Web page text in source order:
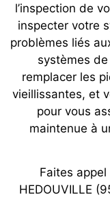
l’inspection de
inspecter votre
problèmes liés
systèmes
remplacer les
vieillissantes, et
pour vous
maintenue à
Faites
HEDOUVILLE